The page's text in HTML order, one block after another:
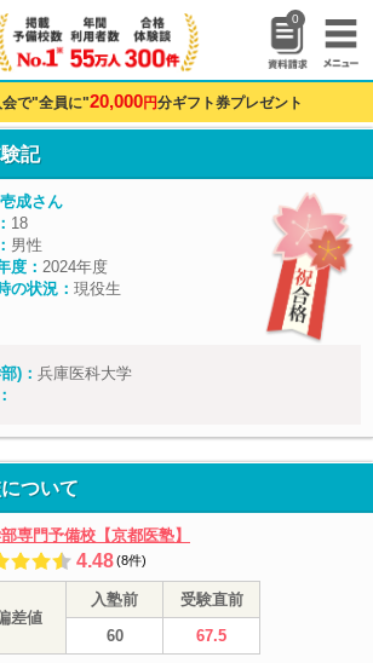
0
会で"全員に"20,000円分ギフト券プレゼント
記
成さん
18
男性
度： 2024年度
の状況： 現役生
)： 兵庫医科大学
ついて
専門予備校【京都医塾】
4.48(8件)
差値
入塾前
受験直前
60
67.5